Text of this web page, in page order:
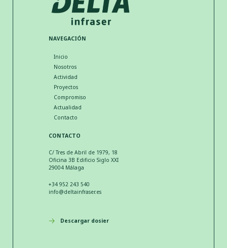
NAVEGACIÓN
Inicio
Nosotros
Actividad
Proyectos
Compromiso
Actualidad
Contacto
CONTACTO
C/ Tres de Abril de 1979, 18
Oficina 3B Edificio Siglo XXI
29004 Málaga
+34 952 243 540
info@deltainfraser.es
Descargar dosier